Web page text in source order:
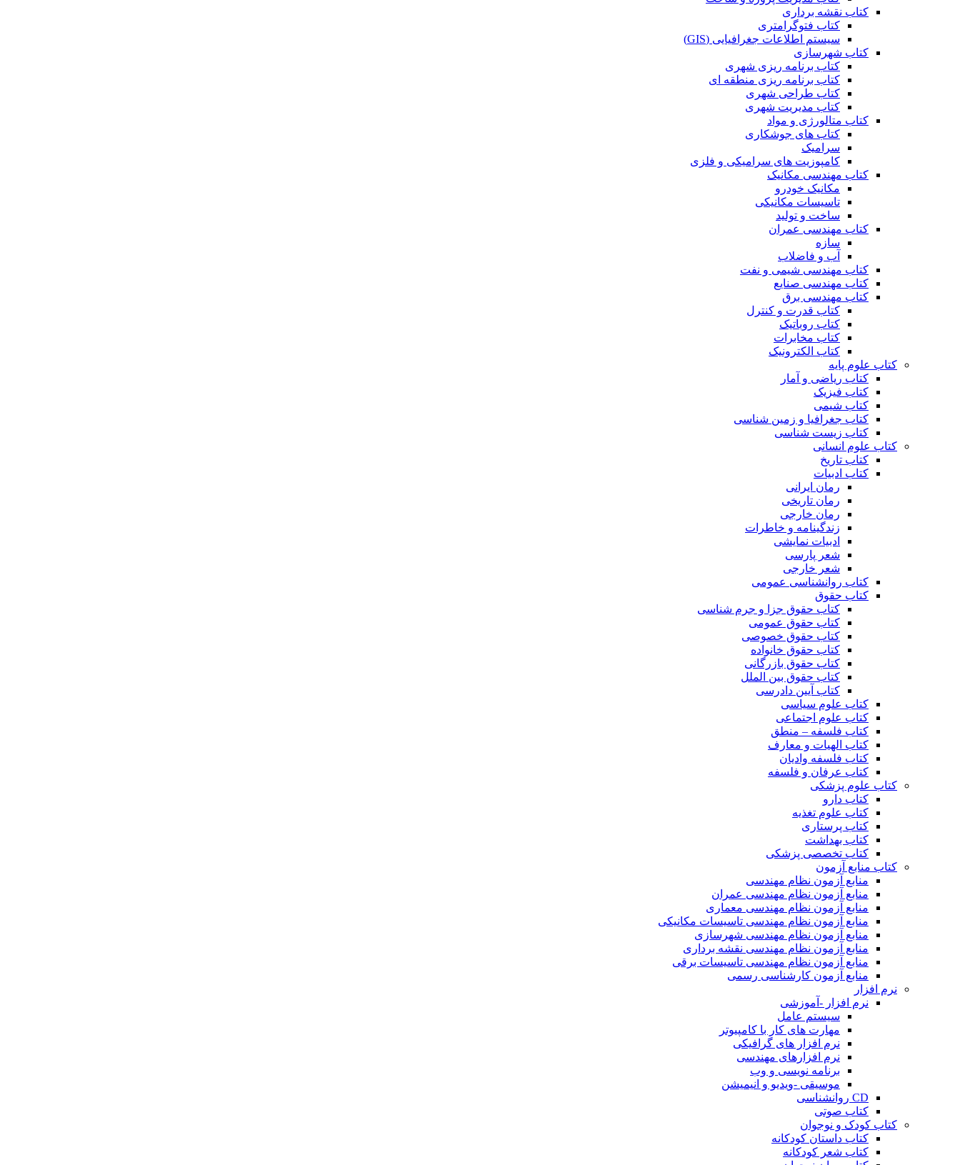
کتاب نقشه برداری
کتاب فتوگرامتری
سیستم اطلاعات جغرافیایی (GIS)
کتاب شهرسازی
کتاب برنامه ریزی شهری
کتاب برنامه ریزی منطقه ای
کتاب طراحی شهری
کتاب مدیریت شهری
کتاب متالورژی و مواد
کتاب های جوشکاری
سرامیک
کامپوزیت های سرامیکی و فلزی
کتاب مهندسی مکانیک
مکانیک خودرو
تاسیسات مکانیکی
ساخت و تولید
کتاب مهندسی عمران
سازه
آب و فاضلاب
کتاب مهندسی شیمی و نفت
کتاب مهندسی صنایع
کتاب مهندسی برق
کتاب قدرت و کنترل
کتاب روباتیک
کتاب مخابرات
کتاب الکترونیک
کتاب علوم پایه
کتاب ریاضی و آمار
کتاب فیزیک
کتاب شیمی
کتاب جغرافیا و زمین شناسی
کتاب زیست شناسی
کتاب علوم انسانی
کتاب تاریخ
کتاب ادبیات
رمان ایرانی
رمان تاریخی
رمان خارجی
زندگینامه و خاطرات
ادبیات نمایشی
شعر پارسی
شعر خارجی
کتاب روانشناسی عمومی
کتاب حقوق
کتاب حقوق جزا و جرم شناسی
کتاب حقوق عمومی
کتاب حقوق خصوصی
کتاب حقوق خانواده
کتاب حقوق بازرگانی
کتاب حقوق بین الملل
کتاب آیین دادرسی
کتاب علوم سیاسی
کتاب علوم اجتماعی
کتاب فلسفه – منطق
کتاب الهیات و معارف
کتاب فلسفه وادیان
کتاب عرفان و فلسفه
کتاب علوم پزشکی
کتاب دارو
کتاب علوم تغذیه
کتاب پرستاری
کتاب بهداشت
کتاب تخصصی پزشکی
کتاب منابع آزمون
منابع آزمون نظام مهندسی
منابع آزمون نظام مهندسی عمران
منابع آزمون نظام مهندسی معماری
منابع آزمون نظام مهندسی تاسیسات مکانیکی
منابع آزمون نظام مهندسی شهرسازی
منابع آزمون نظام مهندسی نقشه برداری
منابع آزمون نظام مهندسی تاسیسات برقی
منابع آزمون کارشناسی رسمی
نرم افزار
نرم افزار -آموزشی
سیستم عامل
مهارت های کار با کامپیوتر
نرم افزار های گرافیکی
نرم افزارهای مهندسی
برنامه نویسی و وب
موسیقی -ویدیو و انیمیشن
CD روانشناسی
کتاب صوتی
کتاب کودک و نوجوان
کتاب داستان کودکانه
کتاب شعر کودکانه